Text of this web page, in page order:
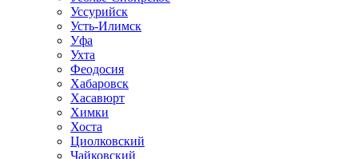
Уссурийск
Усть-Илимск
Уфа
Ухта
Феодосия
Хабаровск
Хасавюрт
Химки
Хоста
Циолковский
Чайковский